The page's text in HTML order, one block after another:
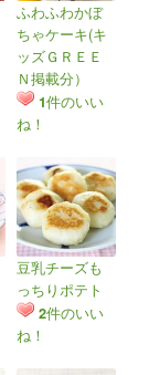
ふわふわかぼ
ちゃケーキ(キ
ッズＧＲＥＥ
Ｎ掲載分）
1件のいい
ね！
豆乳チーズも
っちりポテト
2件のいい
ね！